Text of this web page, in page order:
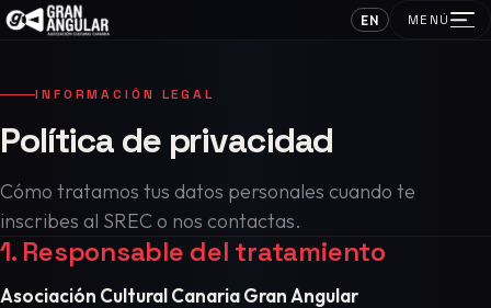
EN MENÚ
INFORMACIÓN LEGAL
Política de privacidad
Cómo tratamos tus datos personales cuando te
inscribes al SREC o nos contactas.
1. Responsable del tratamiento
Asociación Cultural Canaria Gran Angular